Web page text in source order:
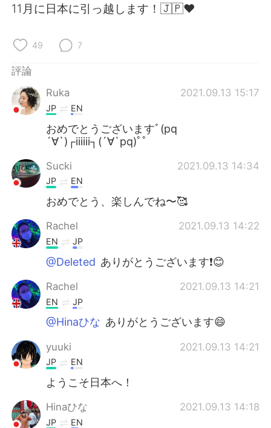
日本語
Italiano
Türkçe
11月に日本に引っ越します！🇯🇵❤️
49 7
評論
Ruka
2021.09.13 15:17
JP EN
おめでとうございますﾞ(pq
´∀`)┌iiiiii┐(´∀`pq)ﾟﾟ
Sucki 2021.09.13 14:34
JP EN
おめでとう、楽しんでね〜🥰
Rachel 2021.09.13 14:22
EN JP
@Deleted ありがとうございます❗️😊
Rachel 2021.09.13 14:21
EN JP
@Hinaひな ありがとうございます😄
yuuki 2021.09.13 14:21
JP EN
ようこそ日本へ！
Hinaひな 2021.09.13 14:18
JP EN